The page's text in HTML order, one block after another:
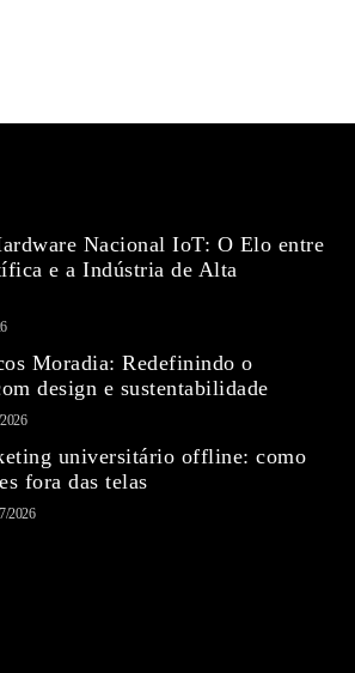
Nacional IoT: O Elo entre
e a Indústria de Alta
Moradia: Redefinindo o
design e sustentabilidade
universitário offline: como
fora das telas
2026